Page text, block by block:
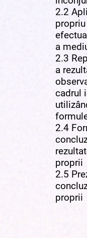
2.2
a
2.3
a
cadrul
2.4
proprii
2.5
proprii